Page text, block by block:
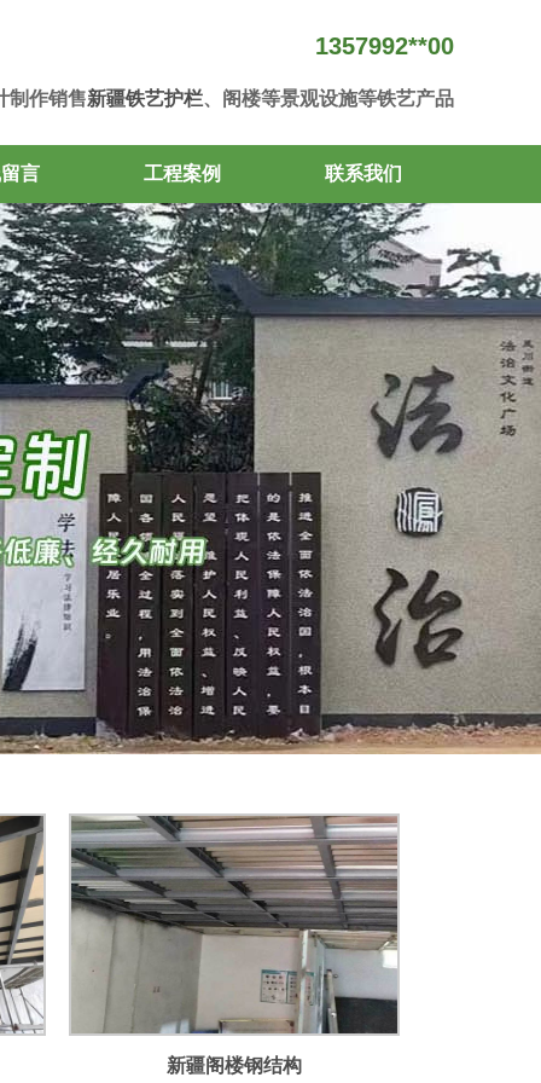
1357992**00
制作销售新疆铁艺护栏、阁楼等景观设施等铁艺产品
言 工程案例 联系我们
新疆阁楼钢结构